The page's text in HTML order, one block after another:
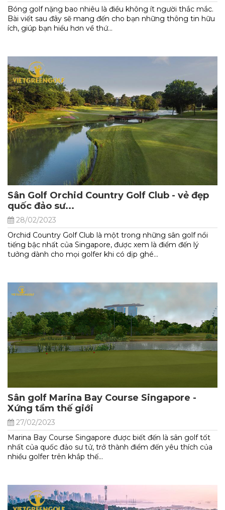
Bóng golf nặng bao nhiêu là điều không ít người thắc mắc.
Bài viết sau đây sẽ mang đến cho bạn những thông tin hữu
ích, giúp bạn hiểu hơn về thứ...
Sân Golf Orchid Country Golf Club - vẻ đẹp
quốc đảo sư...
28/02/2023
Orchid Country Golf Club là một trong những sân golf nổi
tiếng bậc nhất của Singapore, được xem là điểm đến lý
tưởng dành cho mọi golfer khi có dịp ghé...
Sân golf Marina Bay Course Singapore -
Xứng tầm thế giới
27/02/2023
Marina Bay Course Singapore được biết đến là sân golf tốt
nhất của quốc đảo sư tử, trở thành điểm đến yêu thích của
nhiều golfer trên khắp thế...